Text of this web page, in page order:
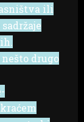
ili
drugo